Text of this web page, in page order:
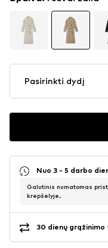
Pasirinkti dydį
Nuo 3 - 5 darbo
Galutinis numatomas
krepšelyje.
30 dienų grąžinimo